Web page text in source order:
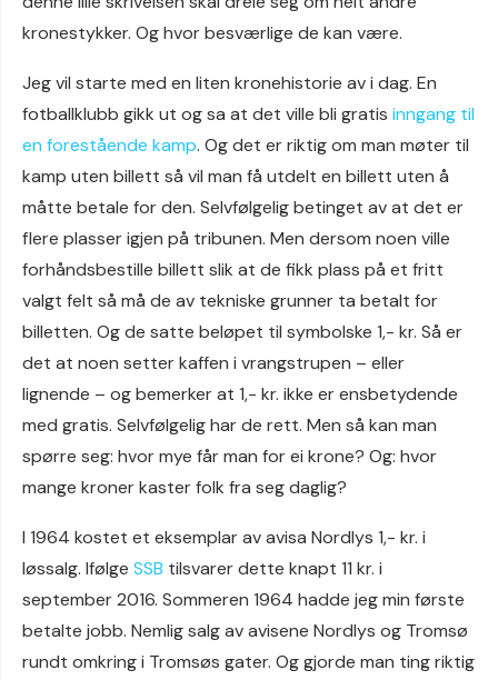
kronestykker. Og hvor besværlige de kan være.
Jeg vil starte med en liten kronehistorie av i dag. En
fotballklubb gikk ut og sa at det ville bli gratis inngang til
en forestående kamp. Og det er riktig om man møter til
kamp uten billett så vil man få utdelt en billett uten å
måtte betale for den. Selvfølgelig betinget av at det er
flere plasser igjen på tribunen. Men dersom noen ville
forhåndsbestille billett slik at de fikk plass på et fritt
valgt felt så må de av tekniske grunner ta betalt for
billetten. Og de satte beløpet til symbolske 1,- kr. Så er
det at noen setter kaffen i vrangstrupen – eller
lignende – og bemerker at 1,- kr. ikke er ensbetydende
med gratis. Selvfølgelig har de rett. Men så kan man
spørre seg: hvor mye får man for ei krone? Og: hvor
mange kroner kaster folk fra seg daglig?
I 1964 kostet et eksemplar av avisa Nordlys 1,- kr. i
løssalg. Ifølge SSB tilsvarer dette knapt 11 kr. i
september 2016. Sommeren 1964 hadde jeg min første
betalte jobb. Nemlig salg av avisene Nordlys og Tromsø
rundt omkring i Tromsøs gater. Og gjorde man ting riktig